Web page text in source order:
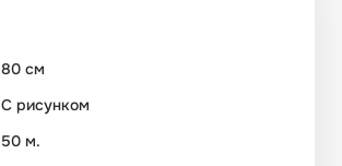
80 см
С рисунком
50 м.